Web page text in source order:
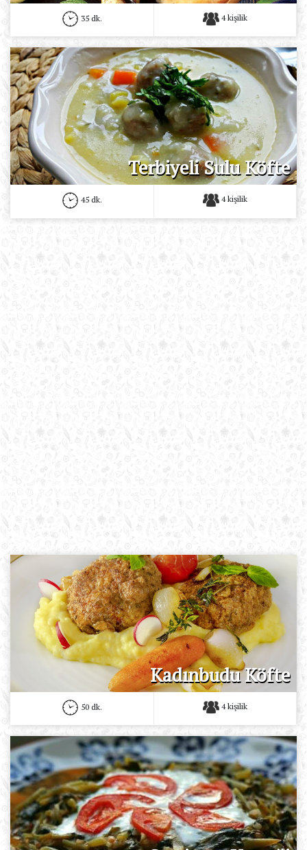
35 dk. 4 kişilik
Terbiyeli Sulu Köfte
45 dk. 4 kişilik
Kadınbudu Köfte
50 dk. 4 kişilik